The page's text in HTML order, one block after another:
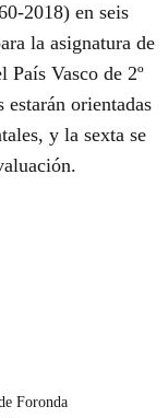
2018) en seis
la asignatura de
País Vasco de 2º
estarán orientadas
y la sexta se
Foronda